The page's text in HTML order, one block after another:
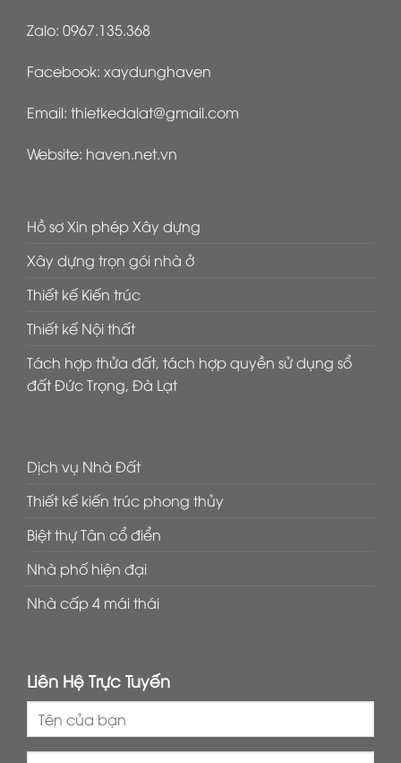
Zalo: 0967.135.368
Facebook: xaydunghaven
Email: thietkedalat@gmail.com
Website: haven.net.vn
Hồ sơ Xin phép Xây dựng
Xây dựng trọn gói nhà ở
Thiết kế Kiến trúc
Thiết kế Nội thất
Tách hợp thửa đất, tách hợp quyền sử dụng sổ
đất Đức Trọng, Đà Lạt
Dịch vụ Nhà Đất
Thiết kế kiến trúc phong thủy
Biệt thự Tân cổ điển
Nhà phố hiện đại
Nhà cấp 4 mái thái
Liên Hệ Trực Tuyến